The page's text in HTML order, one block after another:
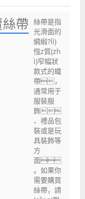
帶 絲帶是指
光滑面的
綢緞?lì)
惤z質(zh
ì)窄幅狀
款式的織
帶，
通常用于
服裝服
飾
、禮品包
裝或是玩
具裝飾等
方
面
。如果你
需要購買
絲帶，請